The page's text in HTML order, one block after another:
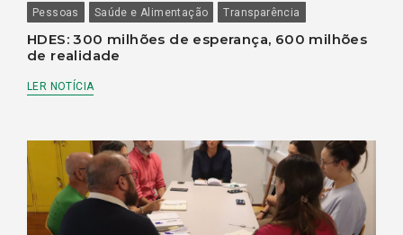
Pessoas Saúde e Alimentação Transparência
HDES: 300 milhões de esperança, 600 milhões
de realidade
LER NOTÍCIA